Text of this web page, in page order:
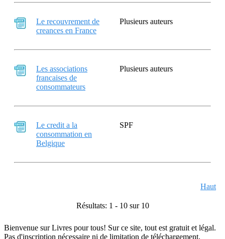
Le recouvrement de
creances en France
Plusieurs auteurs
Les associations
francaises de
consommateurs
Plusieurs auteurs
Le credit a la
consommation en
Belgique
SPF
Haut
Résultats: 1 - 10 sur 10
Bienvenue sur Livres pour tous! Sur ce site, tout est gratuit et légal.
Pas d'inscription nécessaire ni de limitation de téléchargement.